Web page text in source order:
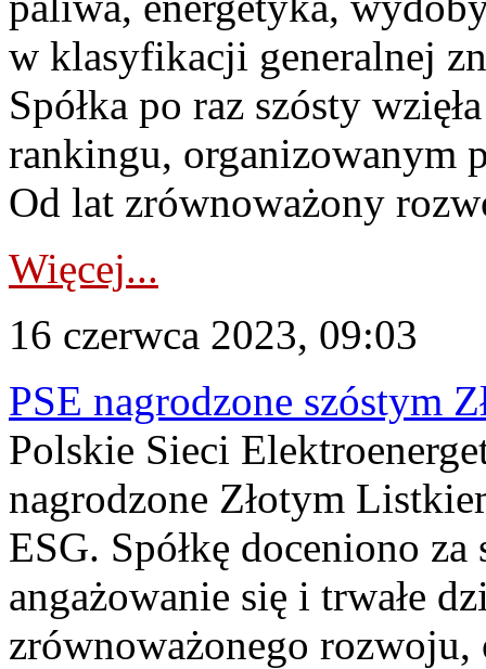
w klasyfikacji generalnej
Spółka po raz szósty
rankingu, organizowanym
Od lat zrównoważony
Więcej...
16 czerwca 2023, 09:03
PSE nagrodzone szóstym
Polskie Sieci
nagrodzone Złotym
ESG. Spółkę doceniono
angażowanie się i trwałe
zrównoważonego